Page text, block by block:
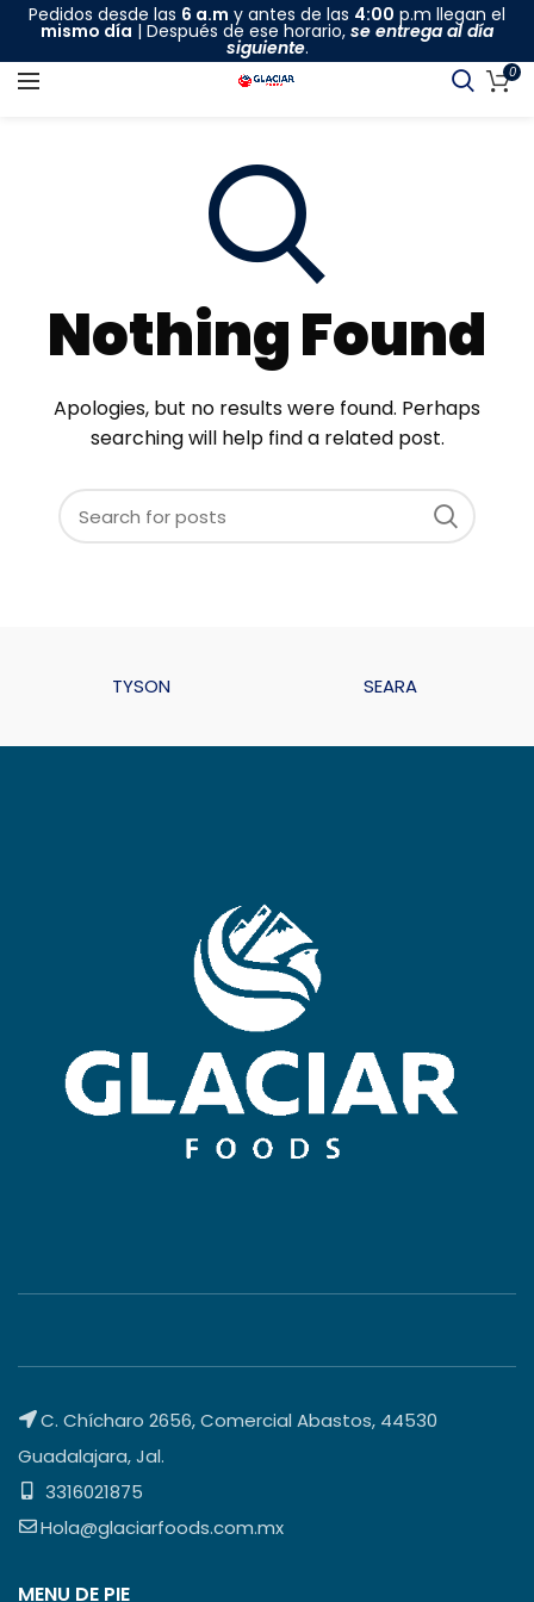
Pedidos desde las 6 a.m y antes de las 4:00 p.m llegan el
mismo día | Después de ese horario, se entrega al día
siguiente.
0
Nothing Found
Apologies, but no results were found. Perhaps
searching will help find a related post.
TYSON SEARA
C. Chícharo 2656, Comercial Abastos, 44530
Guadalajara, Jal.
3316021875
Hola@glaciarfoods.com.mx
MENU DE PIE